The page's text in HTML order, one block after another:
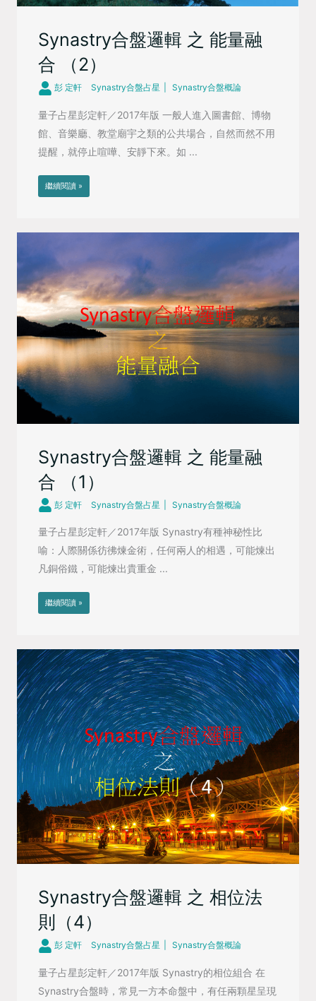
Synastry合盤邏輯 之 能量融
合 （2）
彭 定軒 Synastry合盤占星 Synastry合盤概論
量子占星彭定軒／2017年版 一般人進入圖書館、博物
館、音樂廳、教堂廟宇之類的公共場合，自然而然不用
提醒，就停止喧嘩、安靜下來。如 ...
繼續閱讀 »
Synastry合盤邏輯 之 能量融
合 （1）
彭 定軒 Synastry合盤占星 Synastry合盤概論
量子占星彭定軒／2017年版 Synastry有種神秘性比
喻：人際關係彷彿煉金術，任何兩人的相遇，可能煉出
凡銅俗鐵，可能煉出貴重金 ...
繼續閱讀 »
Synastry合盤邏輯 之 相位法
則（4）
彭 定軒 Synastry合盤占星 Synastry合盤概論
量子占星彭定軒／2017年版 Synastry的相位組合 在
Synastry合盤時，常見一方本命盤中，有任兩顆星呈現